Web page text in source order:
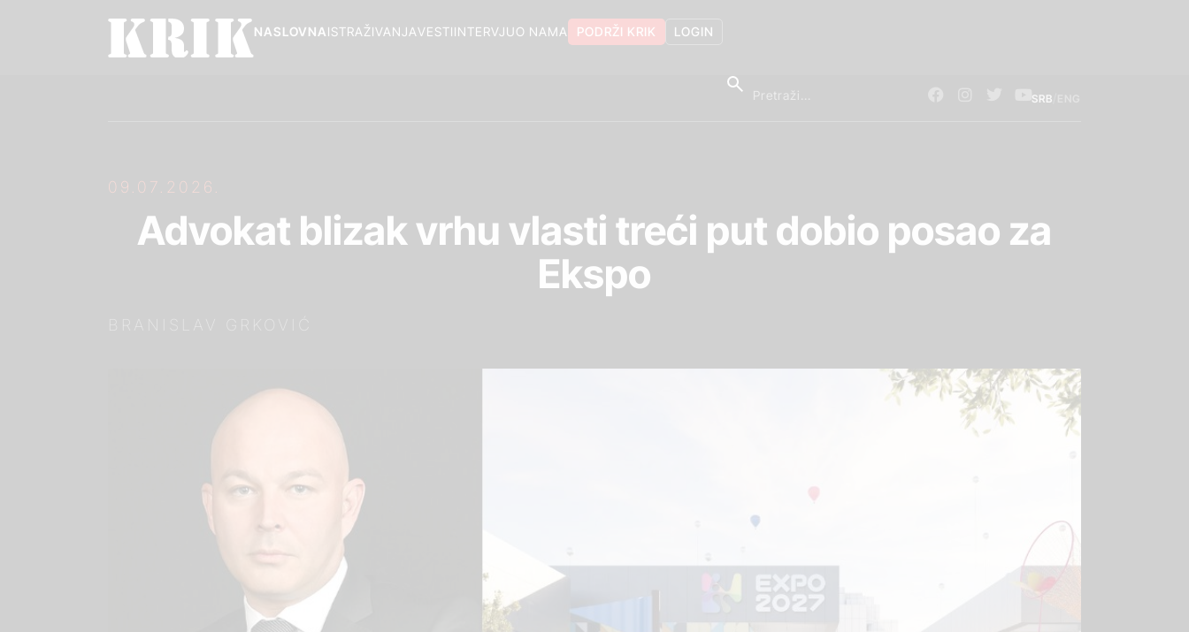
LOGIN
PODRŽI KRIK
O NAMA
INTERVJU
VESTI
ISTRAŽIVANJA
NASLOVNA
SRB
09.07.2026.
Advokat blizak vrhu vlasti treći put dobio posao za
Ekspo